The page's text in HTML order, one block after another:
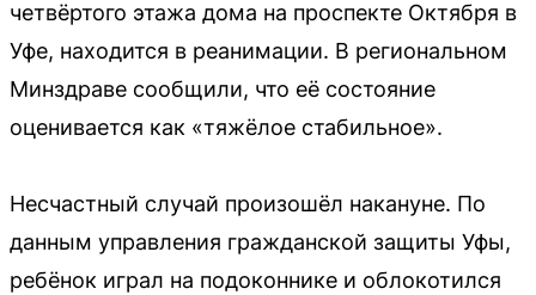
четвёртого этажа дома на проспекте Октября в
Уфе, находится в реанимации. В региональном
Минздраве сообщили, что её состояние
оценивается как «тяжёлое стабильное».
Несчастный случай произошёл накануне. По
данным управления гражданской защиты Уфы,
ребёнок играл на подоконнике и облокотился